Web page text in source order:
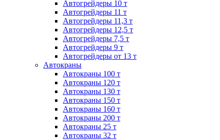
Автогрейдеры 10 т
Автогрейдеры 11 т
Автогрейдеры 11,3 т
Автогрейдеры 12,5 т
Автогрейдеры 7,5 т
Автогрейдеры 9 т
Автогрейдеры от 13 т
Автокраны
Автокраны 100 т
Автокраны 120 т
Автокраны 130 т
Автокраны 150 т
Автокраны 160 т
Автокраны 200 т
Автокраны 25 т
Автокраны 32 т